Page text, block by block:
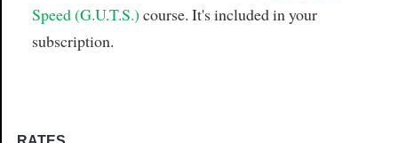
Speed (G.U.T.S.) course. It's included in your
subscription.